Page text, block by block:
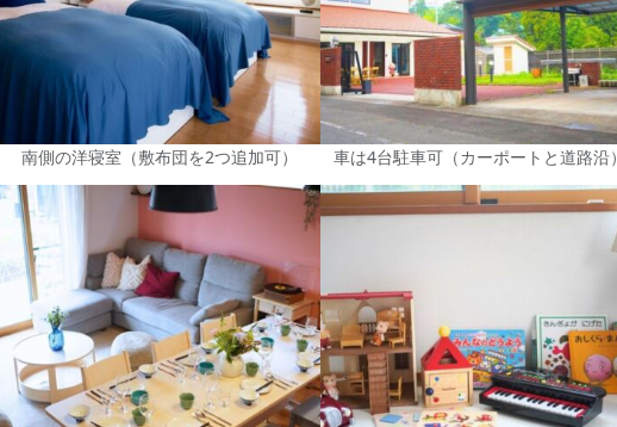
南側の洋寝室（敷布団を2つ追加可） 車は4台駐車可（カーポートと道路沿）